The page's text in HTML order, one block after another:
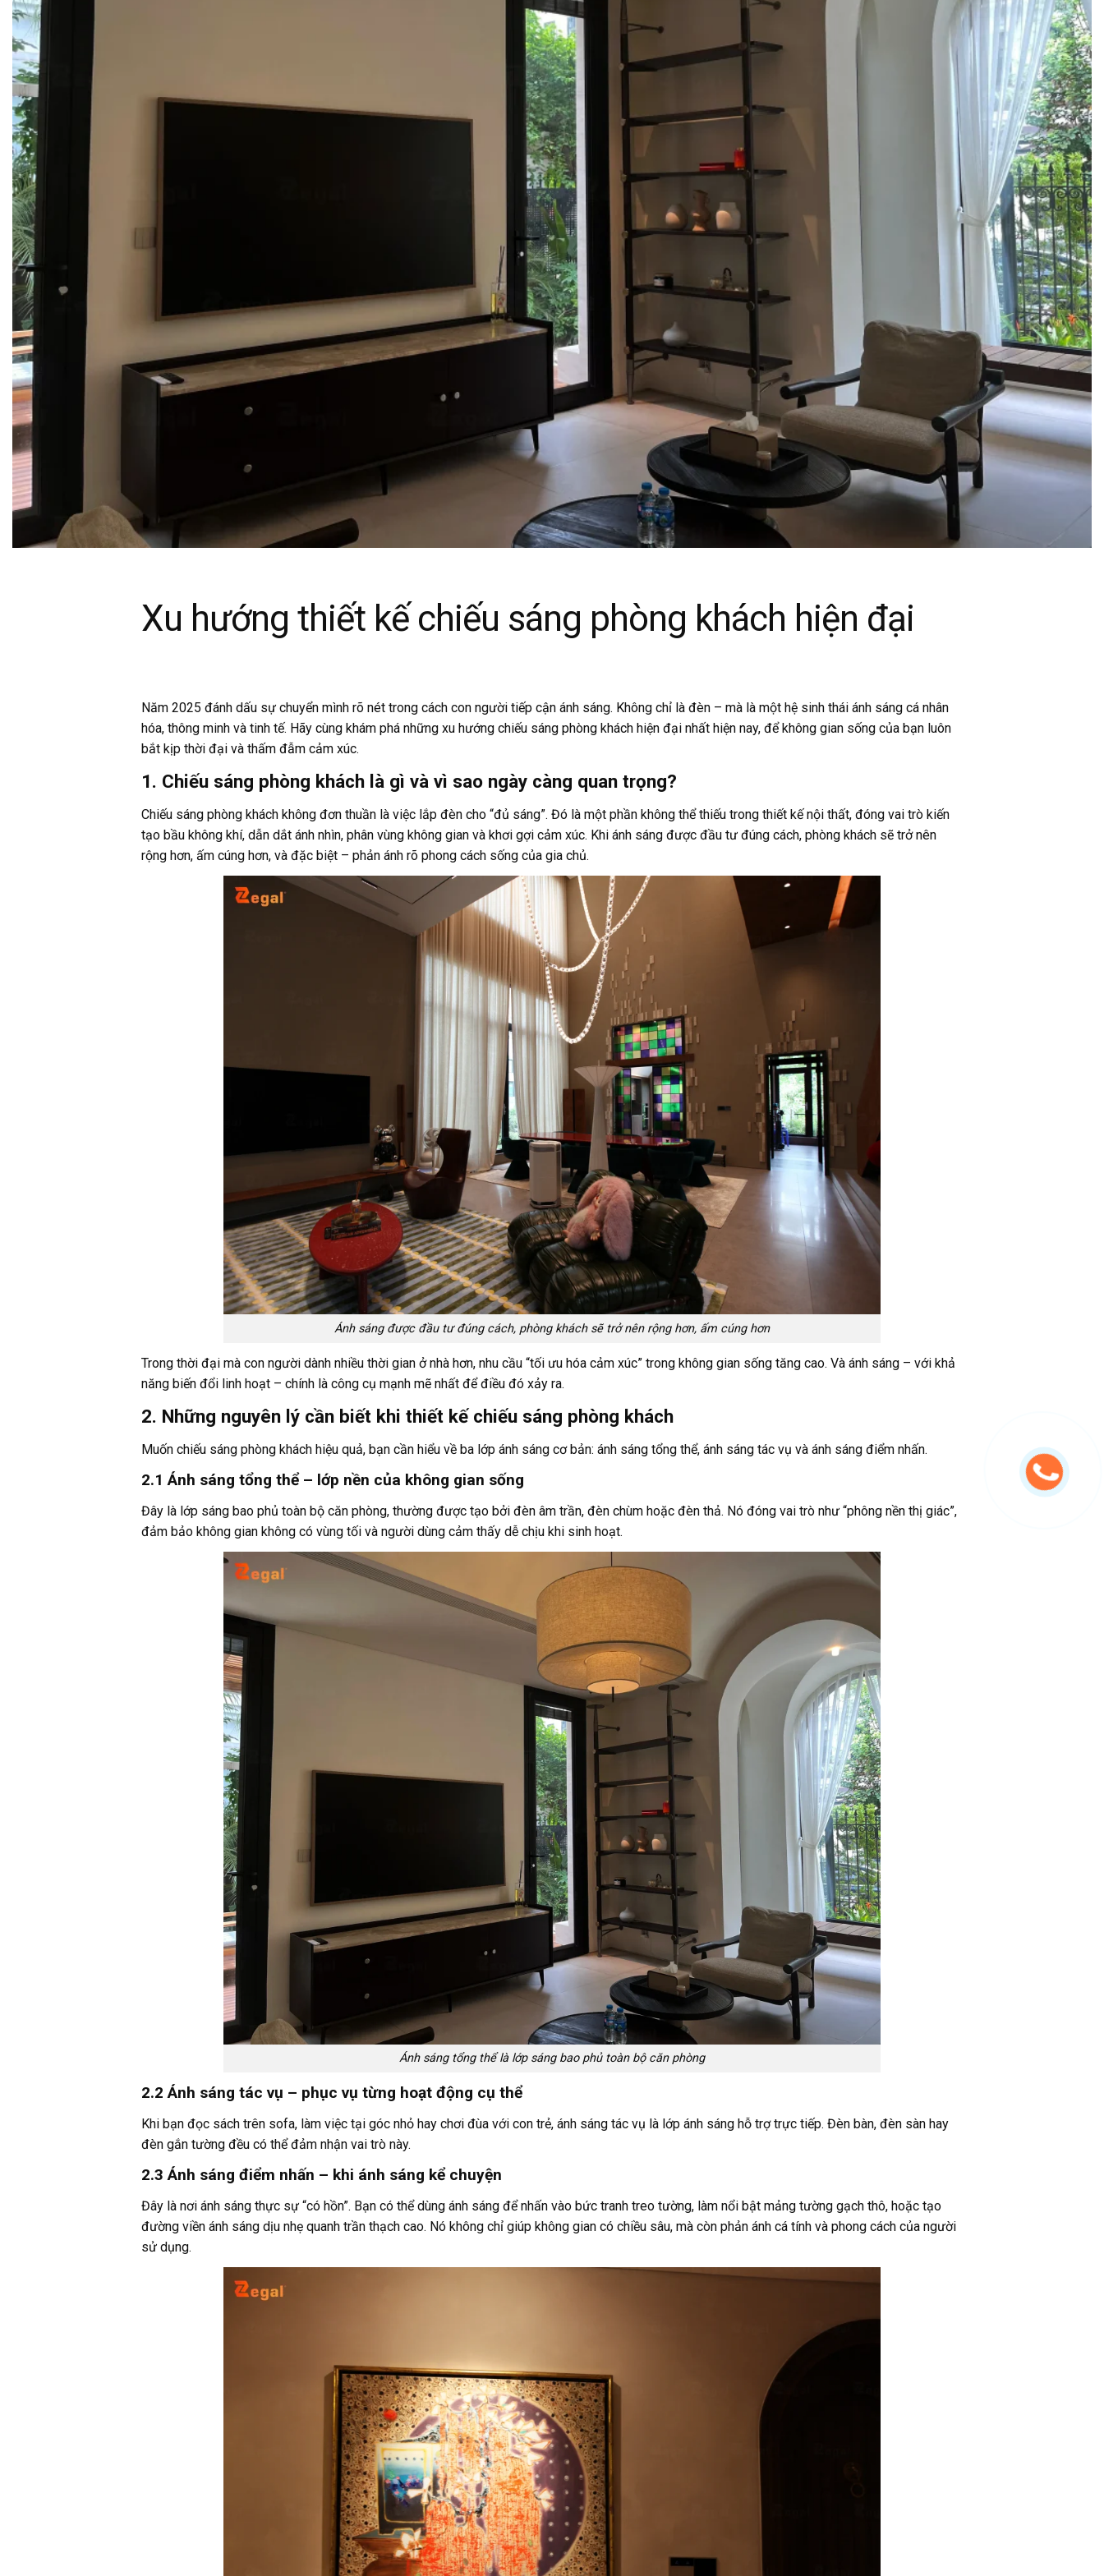
Xu hướng thiết kế chiếu sáng phòng khách hiện đại
Năm 2025 đánh dấu sự chuyển mình rõ nét trong cách con người tiếp cận ánh sáng. Không chỉ là đèn – mà là một hệ sinh thái ánh sáng cá nhân
hóa, thông minh và tinh tế. Hãy cùng khám phá những xu hướng chiếu sáng phòng khách hiện đại nhất hiện nay, để không gian sống của bạn luôn
bắt kịp thời đại và thấm đẫm cảm xúc.
1. Chiếu sáng phòng khách là gì và vì sao ngày càng quan trọng?
Chiếu sáng phòng khách không đơn thuần là việc lắp đèn cho “đủ sáng”. Đó là một phần không thể thiếu trong thiết kế nội thất, đóng vai trò kiến
tạo bầu không khí, dẫn dắt ánh nhìn, phân vùng không gian và khơi gợi cảm xúc. Khi ánh sáng được đầu tư đúng cách, phòng khách sẽ trở nên
rộng hơn, ấm cúng hơn, và đặc biệt – phản ánh rõ phong cách sống của gia chủ.
Ánh sáng được đầu tư đúng cách, phòng khách sẽ trở nên rộng hơn, ấm cúng hơn
Trong thời đại mà con người dành nhiều thời gian ở nhà hơn, nhu cầu “tối ưu hóa cảm xúc” trong không gian sống tăng cao. Và ánh sáng – với khả
năng biến đổi linh hoạt – chính là công cụ mạnh mẽ nhất để điều đó xảy ra.
2. Những nguyên lý cần biết khi thiết kế chiếu sáng phòng khách
Muốn chiếu sáng phòng khách hiệu quả, bạn cần hiểu về ba lớp ánh sáng cơ bản: ánh sáng tổng thể, ánh sáng tác vụ và ánh sáng điểm nhấn.
2.1 Ánh sáng tổng thể – lớp nền của không gian sống
Đây là lớp sáng bao phủ toàn bộ căn phòng, thường được tạo bởi đèn âm trần, đèn chùm hoặc đèn thả. Nó đóng vai trò như “phông nền thị giác”,
đảm bảo không gian không có vùng tối và người dùng cảm thấy dễ chịu khi sinh hoạt.
Ánh sáng tổng thể là lớp sáng bao phủ toàn bộ căn phòng
2.2 Ánh sáng tác vụ – phục vụ từng hoạt động cụ thể
Khi bạn đọc sách trên sofa, làm việc tại góc nhỏ hay chơi đùa với con trẻ, ánh sáng tác vụ là lớp ánh sáng hỗ trợ trực tiếp. Đèn bàn, đèn sàn hay
đèn gắn tường đều có thể đảm nhận vai trò này.
2.3 Ánh sáng điểm nhấn – khi ánh sáng kể chuyện
Đây là nơi ánh sáng thực sự “có hồn”. Bạn có thể dùng ánh sáng để nhấn vào bức tranh treo tường, làm nổi bật mảng tường gạch thô, hoặc tạo
đường viền ánh sáng dịu nhẹ quanh trần thạch cao. Nó không chỉ giúp không gian có chiều sâu, mà còn phản ánh cá tính và phong cách của người
sử dụng.